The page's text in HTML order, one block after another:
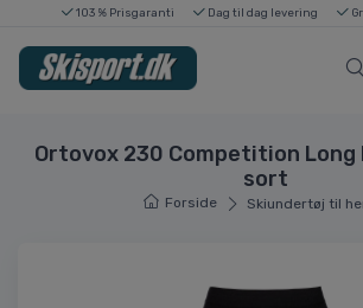
103 % Prisgaranti Dag til dag levering
Ortovox 230 Competition
sort
Forside Skiundertøj til